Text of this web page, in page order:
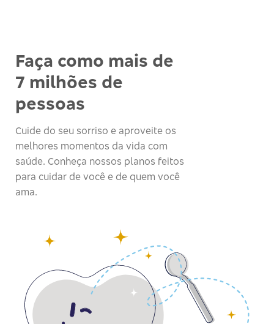
Faça como mais de
7 milhões de
pessoas
Cuide do seu sorriso e aproveite os
melhores momentos da vida com
saúde. Conheça nossos planos feitos
para cuidar de você e de quem você
ama.